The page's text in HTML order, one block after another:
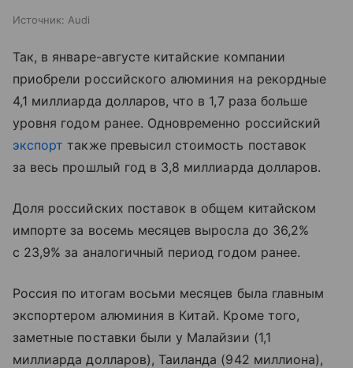
Источник: Audi
Так, в январе-августе китайские компании
приобрели российского алюминия на рекордные
4,1 миллиарда долларов, что в 1,7 раза больше
уровня годом ранее. Одновременно российский
экспорт также превысил стоимость поставок
за весь прошлый год в 3,8 миллиарда долларов.
Доля российских поставок в общем китайском
импорте за восемь месяцев выросла до 36,2%
с 23,9% за аналогичный период годом ранее.
Россия по итогам восьми месяцев была главным
экспортером алюминия в Китай. Кроме того,
заметные поставки были у Малайзии (1,1
миллиарда долларов), Таиланда (942 миллиона),